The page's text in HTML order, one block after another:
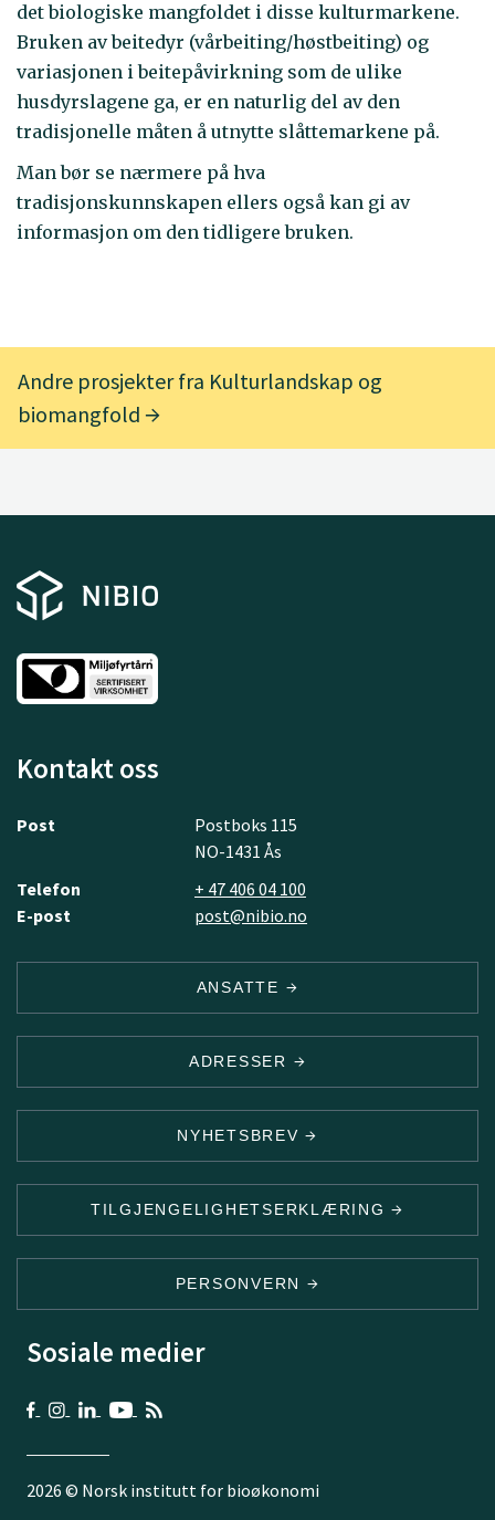
det biologiske mangfoldet i disse kulturmarkene.
Bruken av beitedyr (vårbeiting/høstbeiting) og
variasjonen i beitepåvirkning som de ulike
husdyrslagene ga, er en naturlig del av den
tradisjonelle måten å utnytte slåttemarkene på.
Man bør se nærmere på hva
tradisjonskunnskapen ellers også kan gi av
informasjon om den tidligere bruken.
Andre prosjekter fra Kulturlandskap og
biomangfold
Kontakt oss
Post
Postboks 115
NO-1431 Ås
Telefon
+ 47 406 04 100
E-post
post@nibio.no
ANSATTE
ADRESSER
NYHETSBREV
TILGJENGELIGHETSERKLÆRING
PERSONVERN
Sosiale medier
2026 © Norsk institutt for bioøkonomi